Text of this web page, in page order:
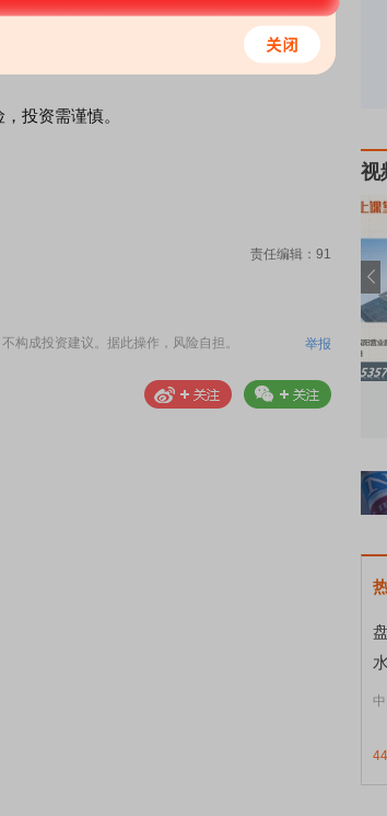
投资需谨慎。
责任编辑：91
构成投资建议。据此操作，风险自担。 举报
视
了解北交所知识 做理性投资者